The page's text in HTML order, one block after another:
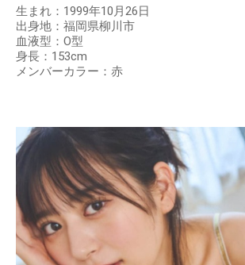
生まれ：1999年10月26日
出身地：福岡県柳川市
血液型：O型
身長：153cm
メンバーカラー：赤